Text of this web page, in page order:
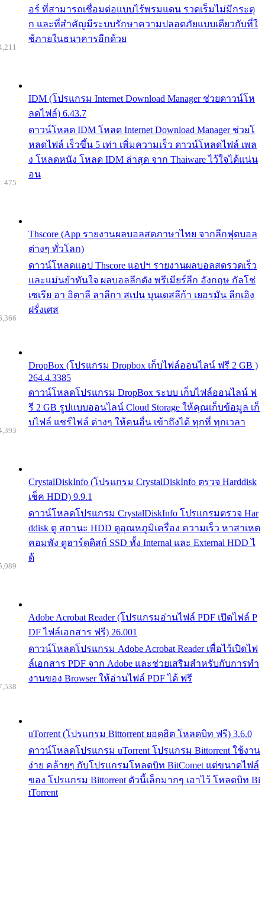
อร์ ที่สามารถเชื่อมต่อแบบไร้พรมแดน รวดเร็มไม่มีกระตุ
ก และที่สำคัญมีระบบรักษาความปลอดภัยแบบเดียวกับที่ใ
ช้ภายในธนาคารอีกด้วย
IDM (โปรแกรม Internet Download Manager ช่วยดาวน์โห
ลดไฟล์) 6.43.7
ดาวน์โหลด IDM โหลด Internet Download Manager ช่วยโ
หลดไฟล์ เร็วขึ้น 5 เท่า เพิ่มความเร็ว ดาวน์โหลดไฟล์ เพล
ง โหลดหนัง โหลด IDM ล่าสุด จาก Thaiware ไว้ใจได้แน่น
อน
Thscore (App รายงานผลบอลสดภาษาไทย จากลีกฟุตบอล
ต่างๆ ทั่วโลก)
ดาวน์โหลดแอป Thscore แอปฯ รายงานผลบอลสดรวดเร็ว
และแม่นยำทันใจ ผลบอลลีกดัง พรีเมียร์ลีก อังกฤษ กัลโช่
เซเรีย อา อิตาลี ลาลีกา สเปน บุนเดสลีก้า เยอรมัน ลีกเอิง
ฝรั่งเศส
475
DropBox (โปรแกรม Dropbox เก็บไฟล์ออนไลน์ ฟรี 2 GB )
264.4.3385
ดาวน์โหลดโปรแกรม DropBox ระบบ เก็บไฟล์ออนไลน์ ฟ
รี 2 GB รูปแบบออนไลน์ Cloud Storage ให้คุณเก็บข้อมูล เก็
บไฟล์ แชร์ไฟล์ ต่างๆ ให้คนอื่น เข้าถึงได้ ทุกที่ ทุกเวลา
CrystalDiskInfo (โปรแกรม CrystalDiskInfo ตรวจ Harddisk
เช็ค HDD) 9.9.1
ดาวน์โหลดโปรแกรม CrystalDiskInfo โปรแกรมตรวจ Har
ddisk ดู สถานะ HDD ดูอุณหภูมิเครื่อง ความเร็ว หาสาเหต
คอมพัง ดูฮาร์ดดิสก์ SSD ทั้ง Internal และ External HDD ไ
ด้
Adobe Acrobat Reader (โปรแกรมอ่านไฟล์ PDF เปิดไฟล์ P
DF ไฟล์เอกสาร ฟรี) 26.001
ดาวน์โหลดโปรแกรม Adobe Acrobat Reader เพื่อไว้เปิดไฟ
ล์เอกสาร PDF จาก Adobe และช่วยเสริมสำหรับกับการทำ
งานของ Browser ให้อ่านไฟล์ PDF ได้ ฟรี
uTorrent (โปรแกรม Bittorrent ยอดฮิต โหลดบิท ฟรี) 3.6.0
ดาวน์โหลดโปรแกรม uTorrent โปรแกรม Bittorrent ใช้งาน
ง่าย คล้ายๆ กับโปรแกรมโหลดบิท BitComet แต่ขนาดไฟล์
ของ โปรแกรม Bittorrent ตัวนี้เล็กมากๆ เอาไว้ โหลดบิท Bi
tTorrent